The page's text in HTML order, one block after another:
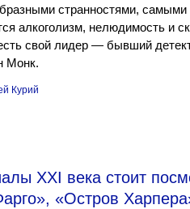
странностями,
алкоголизм, нелюдимость и
свой лидер — бывший
Монк.
Курий
XXI века стоит
«Остров